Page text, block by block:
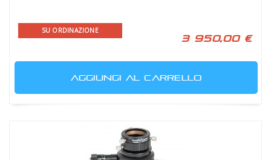
SU ORDINAZIONE
3 950,00 €
AGGIUNGI AL CARRELLO